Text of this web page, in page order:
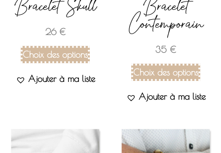
26 €
Choix des options
Ajouter à ma liste
Contemporain
35 €
Choix des options
Ajouter à ma liste